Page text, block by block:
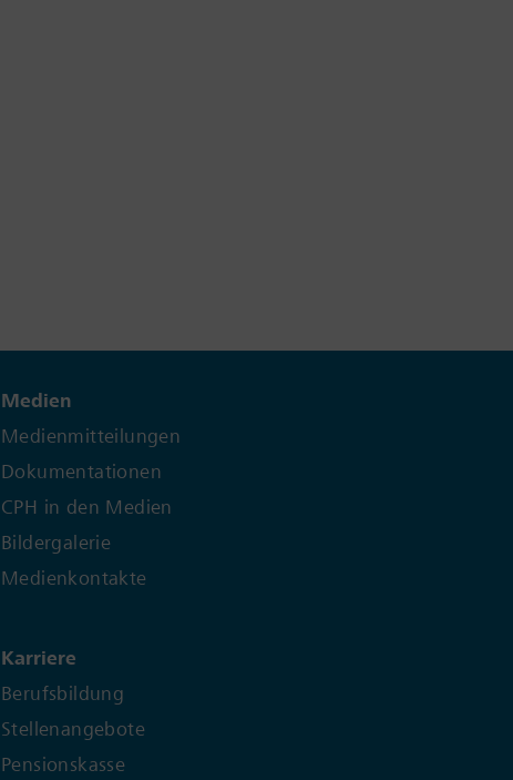
Medien
Medienmitteilungen
Dokumentationen
CPH in den Medien
Bildergalerie
Medienkontakte
Karriere
Berufsbildung
Stellenangebote
Pensionskasse